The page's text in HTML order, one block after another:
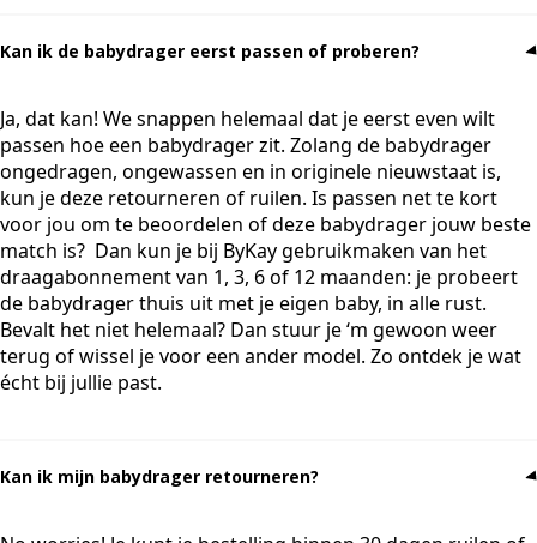
Kan ik de babydrager eerst passen of proberen?
Ja, dat kan! We snappen helemaal dat je eerst even wilt
passen hoe een babydrager zit. Zolang de babydrager
ongedragen, ongewassen en in originele nieuwstaat is,
kun je deze retourneren of ruilen. Is passen net te kort
voor jou om te beoordelen of deze babydrager jouw beste
match is? Dan kun je bij ByKay gebruikmaken van het
draagabonnement van 1, 3, 6 of 12 maanden: je probeert
de babydrager thuis uit met je eigen baby, in alle rust.
Bevalt het niet helemaal? Dan stuur je ‘m gewoon weer
terug of wissel je voor een ander model. Zo ontdek je wat
écht bij jullie past.
Kan ik mijn babydrager retourneren?